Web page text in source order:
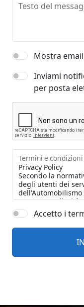
Testo del
Mostra email
Inviami
per posta
Termini e condizioni
Accetto i